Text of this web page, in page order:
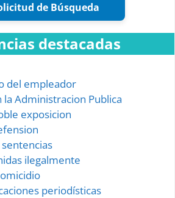
de Búsqueda
destacadas
del empleador
la Administracion Publica
exposicion
ilegalmente
periodísticas